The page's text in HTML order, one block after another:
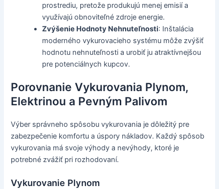
prostrediu, pretože produkujú menej emisií a
využívajú obnoviteľné zdroje energie.
Zvýšenie Hodnoty Nehnuteľnosti: Inštalácia
moderného vykurovacieho systému môže zvýšiť
hodnotu nehnuteľnosti a urobiť ju atraktívnejšou
pre potenciálnych kupcov.
Porovnanie Vykurovania Plynom,
Elektrinou a Pevným Palivom
Výber správneho spôsobu vykurovania je dôležitý pre
zabezpečenie komfortu a úspory nákladov. Každý spôsob
vykurovania má svoje výhody a nevýhody, ktoré je
potrebné zvážiť pri rozhodovaní.
Vykurovanie Plynom